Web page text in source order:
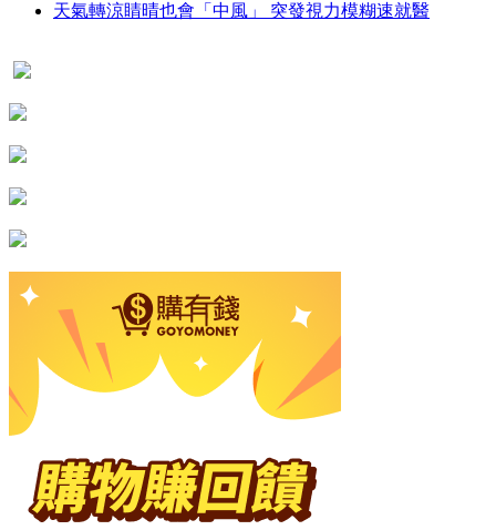
天氣轉涼睛晴也會「中風」 突發視力模糊速就醫